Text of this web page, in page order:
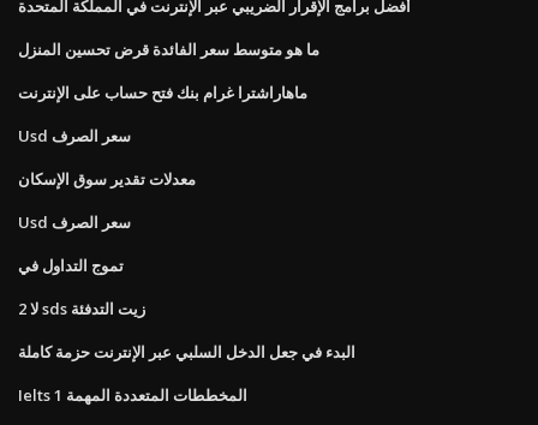
أفضل برامج الإقرار الضريبي عبر الإنترنت في المملكة المتحدة
ما هو متوسط ​​سعر الفائدة قرض تحسين المنزل
ماهاراشترا غرام بنك فتح حساب على الإنترنت
Usd سعر الصرف
معدلات تقدير سوق الإسكان
Usd سعر الصرف
تموج التداول في
لا 2 sds زيت التدفئة
البدء في جعل الدخل السلبي عبر الإنترنت حزمة كاملة
Ielts المخططات المتعددة المهمة 1